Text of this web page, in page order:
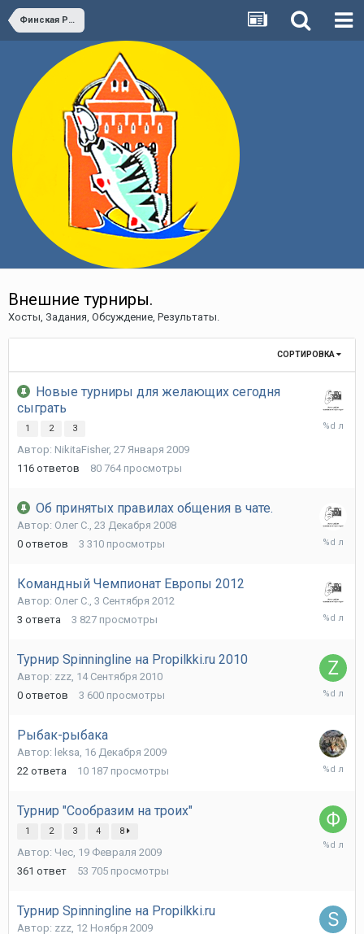
Финская Рыбалка - ProPilkki 2 (Pro Pilkki)
Внешние турниры.
Хосты, Задания, Обсуждение, Результаты.
СОРТИРОВКА
Новые турниры для желающих сегодня
сыграть
1 2 3
Автор: NikitaFisher, 27 Января 2009
116 ответов 80 764 просмотры
8
Об принятых правилах общения в чате.
Автор: Олег С., 23 Декабря 2008
0 ответов 3 310 просмотры
23
Командный Чемпионат Европы 2012
Автор: Олег С., 3 Сентября 2012
3 ответа 3 827 просмотры
5
Турнир Spinningline на Propilkki.ru 2010
Автор: zzz, 14 Сентября 2010
0 ответов 3 600 просмотры
14
Рыбак-рыбака
Автор: leksa, 16 Декабря 2009
22 ответа 10 187 просмотры
13
Турнир "Сообразим на троих"
1 2 3 4 8
Автор: Чес, 19 Февраля 2009
361 ответ 53 705 просмотры
2
Турнир Spinningline на Propilkki.ru
Автор: zzz, 12 Ноября 2009